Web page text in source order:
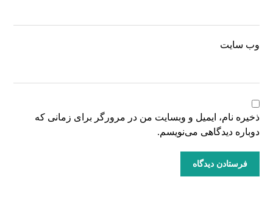
وب‌ سایت
ذخیره نام، ایمیل و وبسایت من در مرورگر برای زمانی که
دوباره دیدگاهی می‌نویسم.
فرستادن دیدگاه